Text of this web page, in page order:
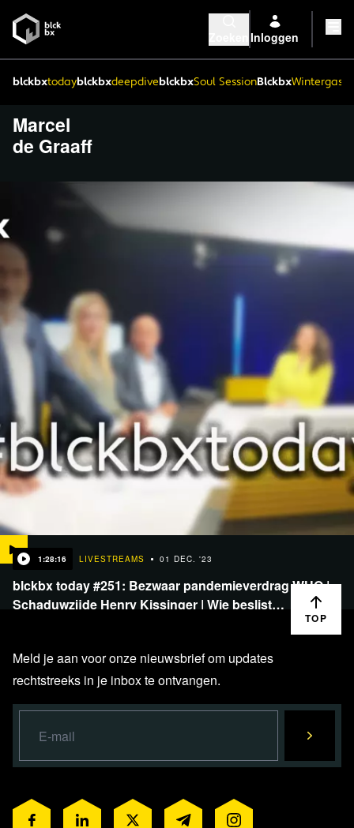
Inloggen
blckbxtodayblckbxdeepdiveblckbxSoul SessionBlckbx
Marcel
de Graaff
1:28:16 LIVESTREAMS 01 DEC. '23
blckbx today #251: Bezwaar pandemieverdrag WHO |
Schaduwzijde Henry Kissinger | Wie beslist…
TOP
Meld je aan voor onze nieuwsbrief om updates
rechtstreeks in je inbox te ontvangen.